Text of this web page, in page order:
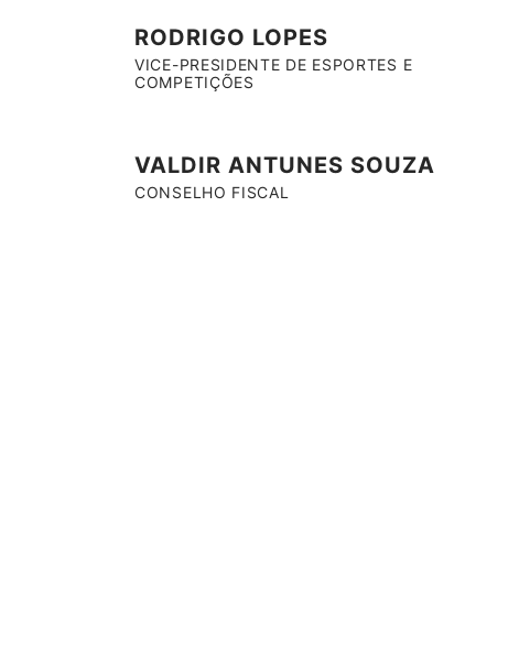
RODRIGO LOPES
VICE-PRESIDENTE DE ESPORTES E
COMPETIÇÕES
VALDIR ANTUNES SOUZA
CONSELHO FISCAL